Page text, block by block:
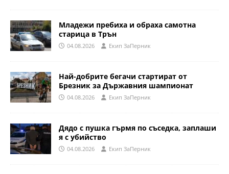
Младежи пребиха и обраха самотна
старица в Трън
04.08.2026 Eкип ЗаПерник
Най-добрите бегачи стартират от
Брезник за Държавния шампионат
04.08.2026 Eкип ЗаПерник
Дядо с пушка гърмя по съседка, заплаши
я с убийство
04.08.2026 Eкип ЗаПерник